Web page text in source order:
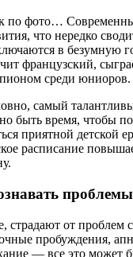
по фото…
что нередко
в безумную
французский,
среди юниоров.
самый
быть время, чтобы
приятной детской
расписание
проблемы
страдают от проблем
пробуждения,
— все это может